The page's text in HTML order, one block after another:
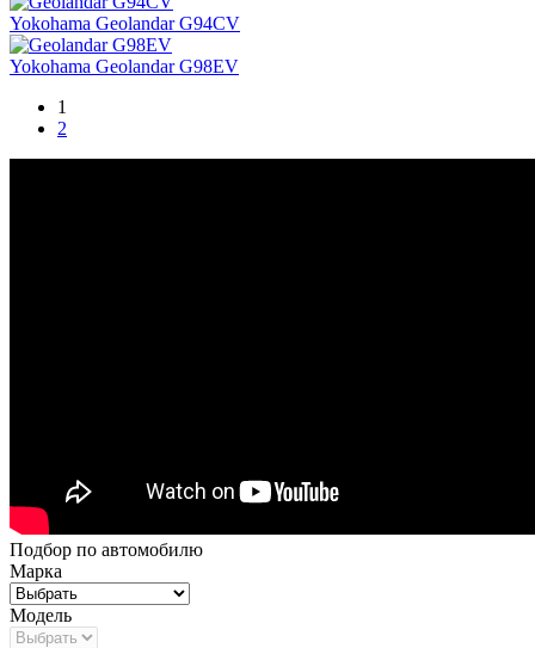
Yokohama Geolandar G94CV
Yokohama Geolandar G98EV
1
2
Подбор по автомобилю
Марка
Модель